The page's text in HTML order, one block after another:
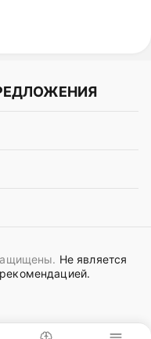
Не является